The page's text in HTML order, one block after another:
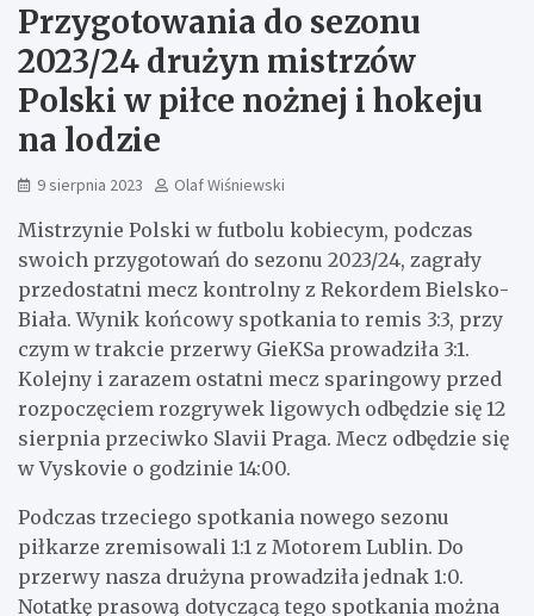
Przygotowania do sezonu
2023/24 drużyn mistrzów
Polski w piłce nożnej i hokeju
na lodzie
9 sierpnia 2023 Olaf Wiśniewski
Mistrzynie Polski w futbolu kobiecym, podczas
swoich przygotowań do sezonu 2023/24, zagrały
przedostatni mecz kontrolny z Rekordem Bielsko-
Biała. Wynik końcowy spotkania to remis 3:3, przy
czym w trakcie przerwy GieKSa prowadziła 3:1.
Kolejny i zarazem ostatni mecz sparingowy przed
rozpoczęciem rozgrywek ligowych odbędzie się 12
sierpnia przeciwko Slavii Praga. Mecz odbędzie się
w Vyskovie o godzinie 14:00.
Podczas trzeciego spotkania nowego sezonu
piłkarze zremisowali 1:1 z Motorem Lublin. Do
przerwy nasza drużyna prowadziła jednak 1:0.
Notatkę prasową dotyczącą tego spotkania można